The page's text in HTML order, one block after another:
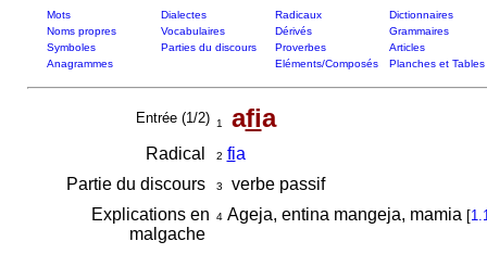
Mots Dialectes Radicaux
Dictionnaires
Noms propres
Vocabulaires Dérivés
Grammaires
Symboles
Parties du discours Proverbes
Articles
Anagrammes
Eléments/Composés Planches et Tables
Entrée (1/2) 1 afia
Radical 2 fia
Partie du discours
3
verbe passif
Explications en
malgache
4Ageja, entina mangeja, mamia [